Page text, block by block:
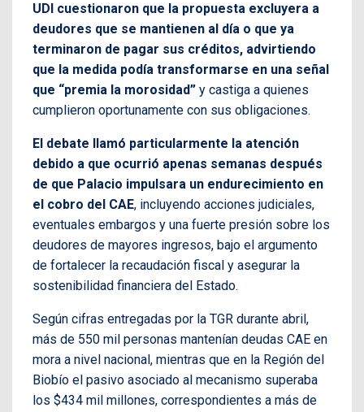
UDI cuestionaron que la propuesta excluyera a
deudores que se mantienen al día o que ya
terminaron de pagar sus créditos, advirtiendo
que la medida podía transformarse en una señal
que “premia la morosidad” y castiga a quienes
cumplieron oportunamente con sus obligaciones.
El debate llamó particularmente la atención
debido a que ocurrió apenas semanas después
de que Palacio impulsara un endurecimiento en
el cobro del CAE, incluyendo acciones judiciales,
eventuales embargos y una fuerte presión sobre los
deudores de mayores ingresos, bajo el argumento
de fortalecer la recaudación fiscal y asegurar la
sostenibilidad financiera del Estado.
Según cifras entregadas por la TGR durante abril,
más de 550 mil personas mantenían deudas CAE en
mora a nivel nacional, mientras que en la Región del
Biobío el pasivo asociado al mecanismo superaba
los $434 mil millones, correspondientes a más de